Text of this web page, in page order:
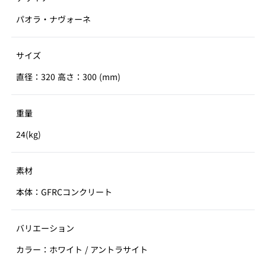
パオラ・ナヴォーネ
サイズ
直径：320 高さ：300 (mm)
重量
24(kg)
素材
本体：GFRCコンクリート
バリエーション
カラー：ホワイト / アントラサイト